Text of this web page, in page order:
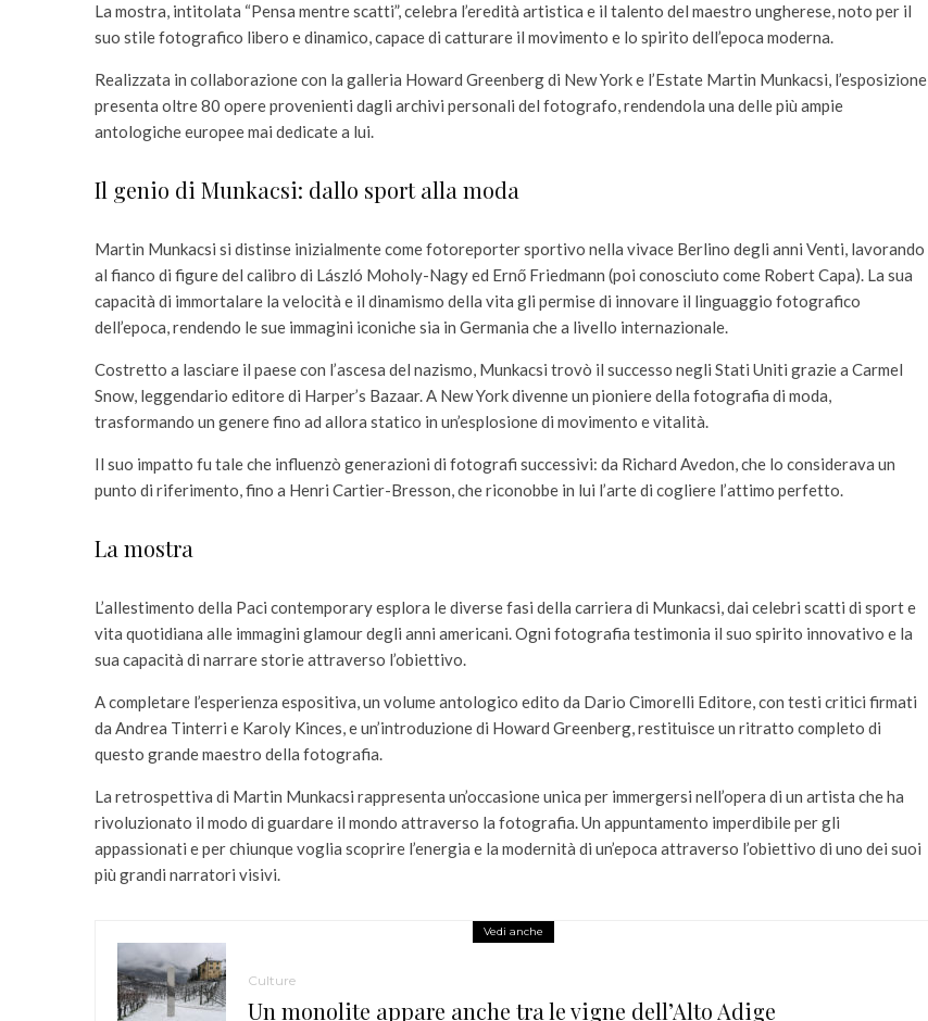
La mostra, intitolata “Pensa mentre scatti”, celebra l’eredità artistica e il talento del maestro ungherese, noto per il
suo stile fotografico libero e dinamico, capace di catturare il movimento e lo spirito dell’epoca moderna.
Realizzata in collaborazione con la galleria Howard Greenberg di New York e l’Estate Martin Munkacsi, l’esposizione
presenta oltre 80 opere provenienti dagli archivi personali del fotografo, rendendola una delle più ampie
antologiche europee mai dedicate a lui.
Il genio di Munkacsi: dallo sport alla moda
Martin Munkacsi si distinse inizialmente come fotoreporter sportivo nella vivace Berlino degli anni Venti, lavorando
al fianco di figure del calibro di László Moholy-Nagy ed Ernő Friedmann (poi conosciuto come Robert Capa). La sua
capacità di immortalare la velocità e il dinamismo della vita gli permise di innovare il linguaggio fotografico
dell’epoca, rendendo le sue immagini iconiche sia in Germania che a livello internazionale.
Costretto a lasciare il paese con l’ascesa del nazismo, Munkacsi trovò il successo negli Stati Uniti grazie a Carmel
Snow, leggendario editore di Harper’s Bazaar. A New York divenne un pioniere della fotografia di moda,
trasformando un genere fino ad allora statico in un’esplosione di movimento e vitalità.
Il suo impatto fu tale che influenzò generazioni di fotografi successivi: da Richard Avedon, che lo considerava un
punto di riferimento, fino a Henri Cartier-Bresson, che riconobbe in lui l’arte di cogliere l’attimo perfetto.
La mostra
L’allestimento della Paci contemporary esplora le diverse fasi della carriera di Munkacsi, dai celebri scatti di sport e
vita quotidiana alle immagini glamour degli anni americani. Ogni fotografia testimonia il suo spirito innovativo e la
sua capacità di narrare storie attraverso l’obiettivo.
A completare l’esperienza espositiva, un volume antologico edito da Dario Cimorelli Editore, con testi critici firmati
da Andrea Tinterri e Karoly Kinces, e un’introduzione di Howard Greenberg, restituisce un ritratto completo di
questo grande maestro della fotografia.
La retrospettiva di Martin Munkacsi rappresenta un’occasione unica per immergersi nell’opera di un artista che ha
rivoluzionato il modo di guardare il mondo attraverso la fotografia. Un appuntamento imperdibile per gli
appassionati e per chiunque voglia scoprire l’energia e la modernità di un’epoca attraverso l’obiettivo di uno dei suoi
più grandi narratori visivi.
Vedi anche
Culture
Un monolite appare anche tra le vigne dell’Alto Adige